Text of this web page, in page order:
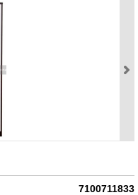
7100711833